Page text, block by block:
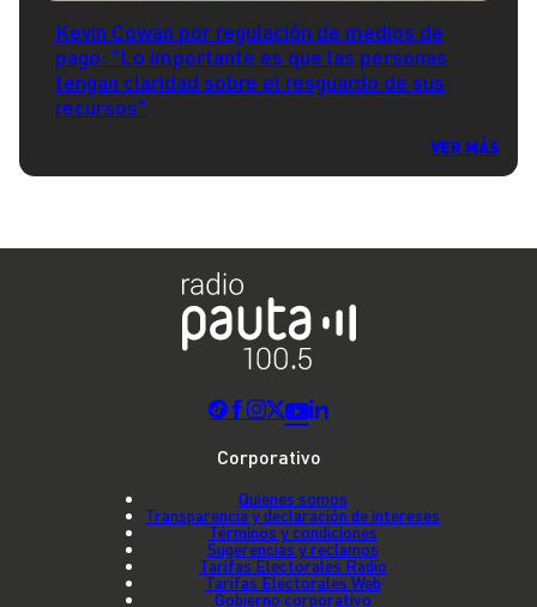
Kevin Cowan por regulación de medios de
pago: "Lo importante es que las personas
tengan claridad sobre el resguardo de sus
recursos"
VER MÁS
Corporativo
Quienes somos
Transparencia y declaración de intereses
Términos y condiciones
Sugerencias y reclamos
Tarifas Electorales Radio
Tarifas Electorales Web
Gobierno corporativo